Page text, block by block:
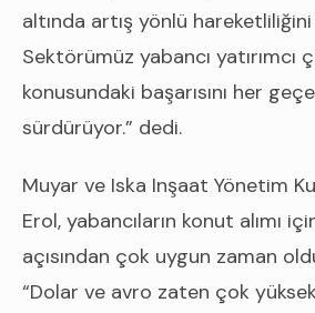
altında artış yönlü
Sektörümüz yabancı yatırımcı
konusundaki başarısını her
sürdürüyor.” dedi.
Muyar ve Iska Inşaat Yönetim
Erol, yabancıların konut alımı
açısından çok uygun zaman
“Dolar ve avro zaten çok